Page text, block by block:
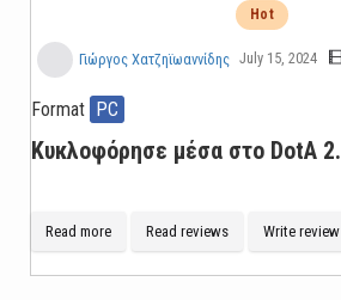
Hot
Γιώργος Χατζηϊωαννίδης July 15, 2024
Format PC
Κυκλοφόρησε μέσα στο DotA 2.
Read more Read reviews Write review